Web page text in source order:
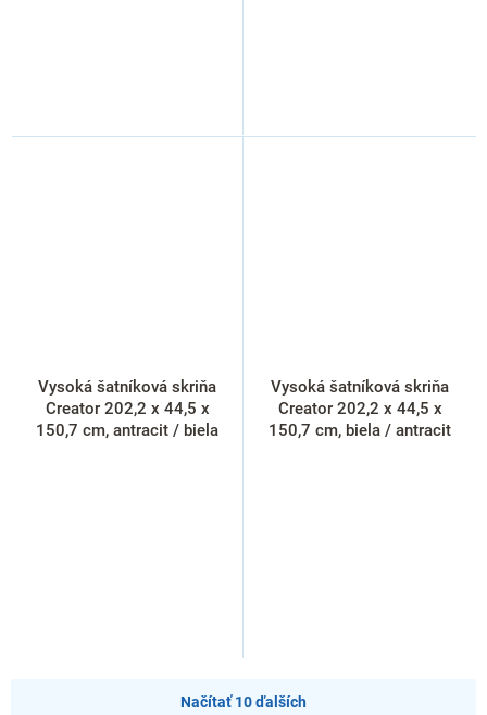
Vysoká šatníková skriňa
Creator 202,2 x 44,5 x
150,7 cm, antracit / biela
Vysoká šatníková skriňa
Creator 202,2 x 44,5 x
150,7 cm, biela / antracit
Načítať 10 ďalších